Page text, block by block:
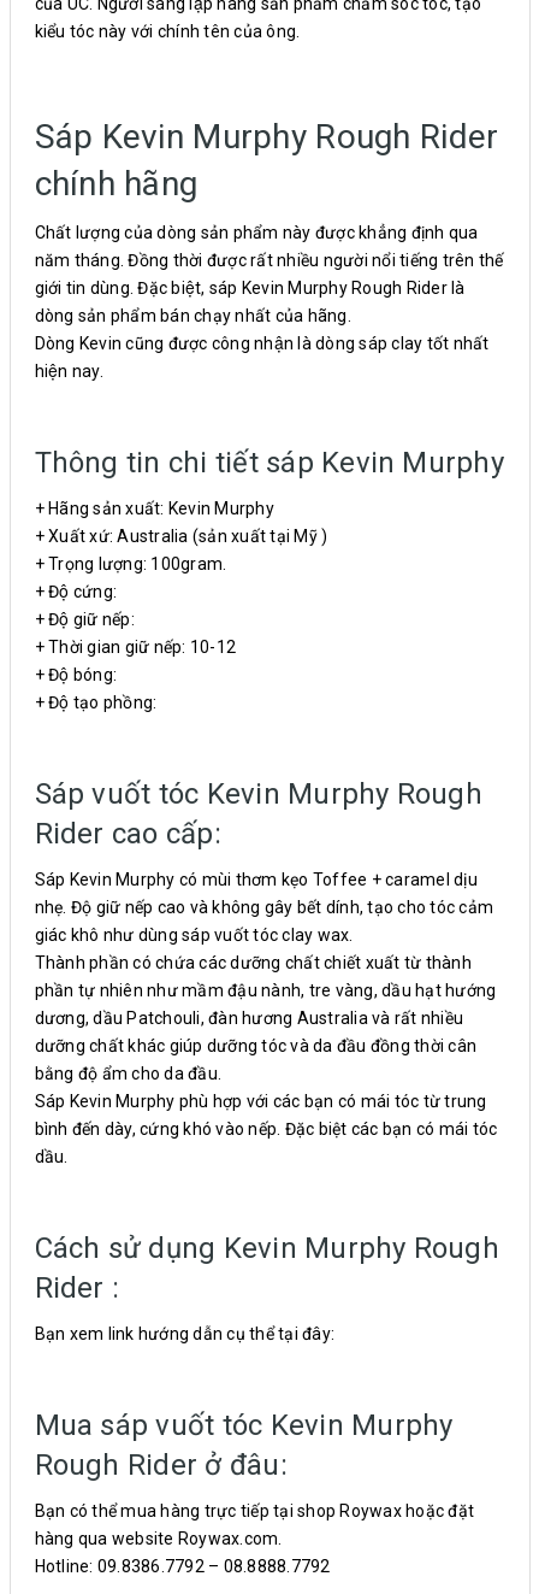
kiểu tóc này với chính tên của ông.
Sáp Kevin Murphy Rough Rider
chính hãng
Chất lượng của dòng sản phẩm này được khẳng định qua
năm tháng. Đồng thời được rất nhiều người nổi tiếng trên thế
giới tin dùng. Đặc biệt, sáp Kevin Murphy Rough Rider là
dòng sản phẩm bán chạy nhất của hãng.
Dòng Kevin cũng được công nhận là dòng sáp clay tốt nhất
hiện nay.
Thông tin chi tiết sáp Kevin Murphy
+ Hãng sản xuất: Kevin Murphy
+ Xuất xứ: Australia (sản xuất tại Mỹ )
+ Trọng lượng: 100gram.
+ Độ cứng:
+ Độ giữ nếp:
+ Thời gian giữ nếp: 10-12
+ Độ bóng:
+ Độ tạo phồng:
Sáp vuốt tóc Kevin Murphy Rough
Rider cao cấp:
Sáp Kevin Murphy có mùi thơm kẹo Toffee + caramel dịu
nhẹ. Độ giữ nếp cao và không gây bết dính, tạo cho tóc cảm
giác khô như dùng sáp vuốt tóc clay wax.
Thành phần có chứa các dưỡng chất chiết xuất từ thành
phần tự nhiên như mầm đậu nành, tre vàng, dầu hạt hướng
dương, dầu Patchouli, đàn hương Australia và rất nhiều
dưỡng chất khác giúp dưỡng tóc và da đầu đồng thời cân
bằng độ ẩm cho da đầu.
Sáp Kevin Murphy phù hợp với các bạn có mái tóc từ trung
bình đến dày, cứng khó vào nếp. Đặc biệt các bạn có mái tóc
dầu.
Cách sử dụng Kevin Murphy Rough
Rider :
Bạn xem link hướng dẫn cụ thể tại đây:
Mua sáp vuốt tóc Kevin Murphy
Rough Rider ở đâu:
Bạn có thể mua hàng trực tiếp tại shop Roywax hoặc đặt
hàng qua website Roywax.com.
Hotline: 09.8386.7792 – 08.8888.7792